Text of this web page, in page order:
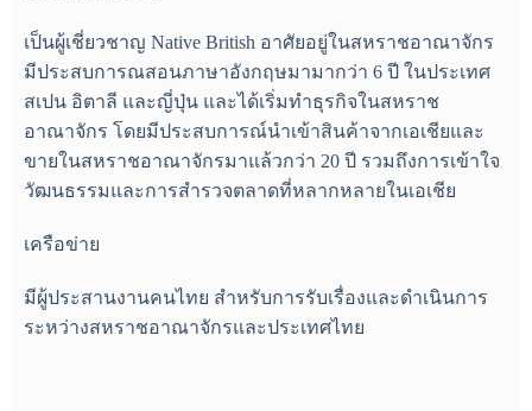
เป็นผู้เชี่ยวชาญ Native British อาศัยอยู่ในสหราชอาณาจักร
มีประสบการณสอนภาษาอังกฤษมามากว่า 6 ปี ในประเทศ
สเปน อิตาลี และญี่ปุ่น และได้เริ่มทำธุรกิจในสหราช
อาณาจักร โดยมีประสบการณ์นำเข้าสินค้าจากเอเชียและ
ขายในสหราชอาณาจักรมาแล้วกว่า 20 ปี รวมถึงการเข้าใจ
วัฒนธรรมและการสำรวจตลาดที่หลากหลายในเอเชีย
เครือข่าย
มีผู้ประสานงานคนไทย สำหรับการรับเรื่องและดำเนินการ
ระหว่างสหราชอาณาจักรและประเทศไทย